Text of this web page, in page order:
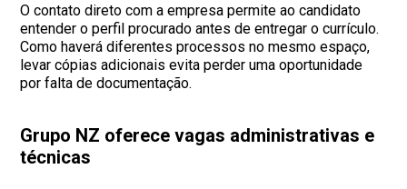
O contato direto com a empresa permite ao candidato
entender o perfil procurado antes de entregar o currículo.
Como haverá diferentes processos no mesmo espaço,
levar cópias adicionais evita perder uma oportunidade
por falta de documentação.
Grupo NZ oferece vagas administrativas e
técnicas